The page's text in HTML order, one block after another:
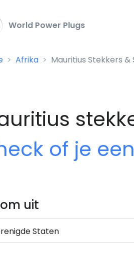
World Power Plugs
Afrika Mauritius Stekkers
of je
uit